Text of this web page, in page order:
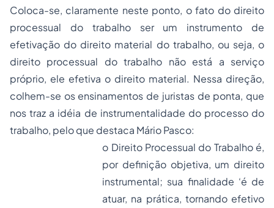
Coloca-se, claramente neste ponto, o fato do direito
processual do trabalho ser um instrumento de
efetivação do direito material do trabalho, ou seja, o
direito processual do trabalho não está a serviço
próprio, ele efetiva o direito material. Nessa direção,
colhem-se os ensinamentos de juristas de ponta, que
nos traz a idéia de instrumentalidade do processo do
trabalho, pelo que destaca Mário Pasco:
o Direito Processual do Trabalho é,
por definição objetiva, um direito
instrumental; sua finalidade ‘é de
atuar, na prática, tornando efetivo